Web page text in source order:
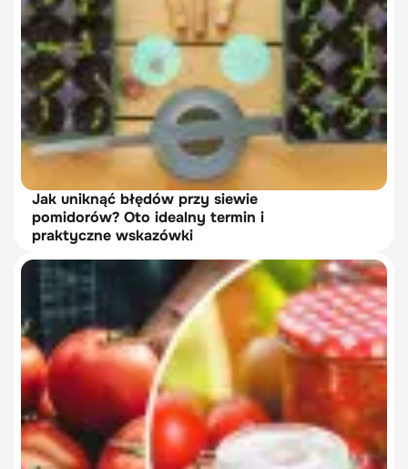
Jak uniknąć błędów przy siewie
pomidorów? Oto idealny termin i
praktyczne wskazówki